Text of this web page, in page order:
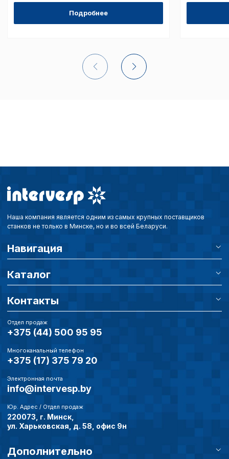
Подробнее
Наша компания является одним из самых крупных поставщиков
станков не только в Минске, но и во всей Беларуси.
Навигация
Каталог
Контакты
Отдел продаж
+375 (44) 500 95 95
Многоканальный телефон
+375 (17) 375 79 20
Электронная почта
info@intervesp.by
Юр. Адрес / Отдел продаж
220073, г. Минск,
ул. Харьковская, д. 58, офис 9н
Дополнительно